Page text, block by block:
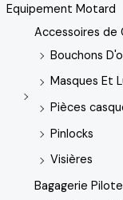
Equipement Motard
Accessoires de
Bouchons
Masques Et
Pièces
Pinlocks
Visières
Bagagerie Pilote